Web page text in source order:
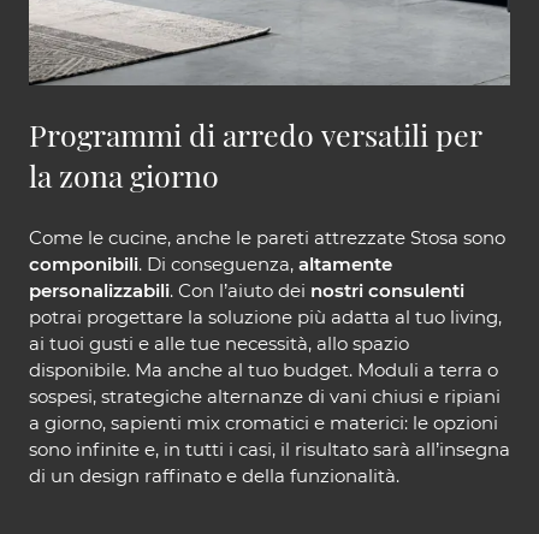
Programmi di arredo versatili per
la zona giorno
Come le cucine, anche le pareti attrezzate Stosa sono
componibili. Di conseguenza, altamente
personalizzabili. Con l’aiuto dei nostri consulenti
potrai progettare la soluzione più adatta al tuo living,
ai tuoi gusti e alle tue necessità, allo spazio
disponibile. Ma anche al tuo budget. Moduli a terra o
sospesi, strategiche alternanze di vani chiusi e ripiani
a giorno, sapienti mix cromatici e materici: le opzioni
sono infinite e, in tutti i casi, il risultato sarà all’insegna
di un design raffinato e della funzionalità.